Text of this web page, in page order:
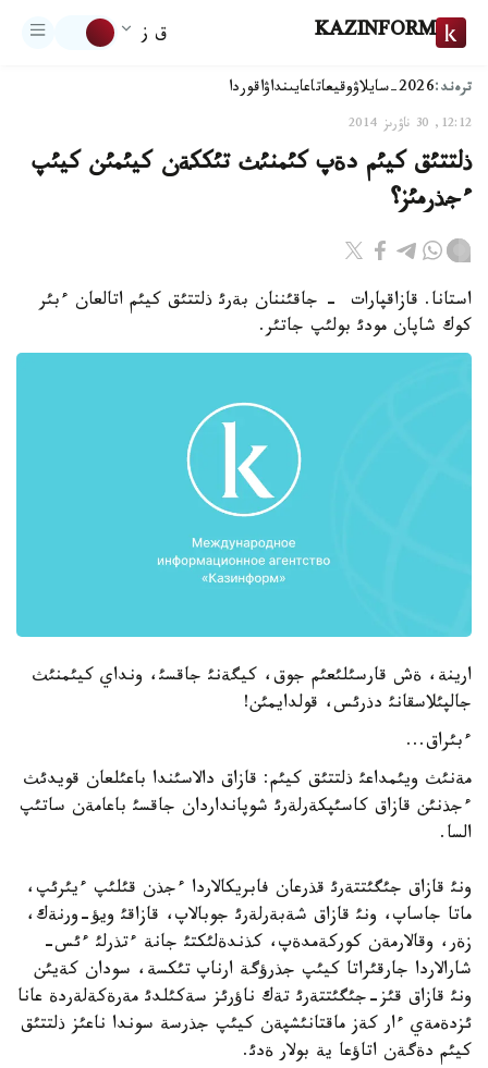
KAZINFORM ق ز
ترەند:2026-سايلاۋ وقيعاتاعايىنداۋاقوردا
12:12, 30 ناۋرىز 2014
ذلتتئق كيئم دةپ كئمنئث تئككةن كيئمئن كيئپ
ءجذرمئز؟
استانا. قازاقپارات - جاقئننان بةرئ ذلتتئق كيئم اتالعان ءبئر
كوك شاپان مودئ بولئپ جاتئر.
ارينة، ةش قارسئلئعئم جوق، كيگةنئ جاقسئ، ونداي كيئمنئث
جالپئلاسقانئ دذرئس، قولدايمئن!
ءبئراق...
مةنئث ويئمداعئ ذلتتئق كيئم: قازاق دالاسئندا باعئلعان قويدئث
ءجذنئن قازاق كاسئپكةرلةرئ شوپانداردان جاقسئ باعامةن ساتئپ
السا.
ونئ قازاق جئگئتتةرئ قذرعان فابريكالاردا ءجذن قئلئپ ءيئرئپ،
ماتا جاساپ، ونئ قازاق شةبةرلةرئ جوبالاپ، قازاقئ ويؤ-ورنةك،
زةر، وقالارمةن كوركةمدةپ، كذندةلئكتئ جانة ءتذرلئ ءئس-
شارالاردا جارقئراتا كيئپ جذرؤگة ارناپ تئكسة، سودان كةيئن
ونئ قازاق قئز-جئگئتتةرئ تةك ناؤرئز سةكئلدئ مةرةكةلةردة عانا
ئزدةمةي ءار كةز ماقتانئشپةن كيئپ جذرسة سوندا ناعئز ذلتتئق
كيئم دةگةن اتاؤعا ية بولار ةدئ.